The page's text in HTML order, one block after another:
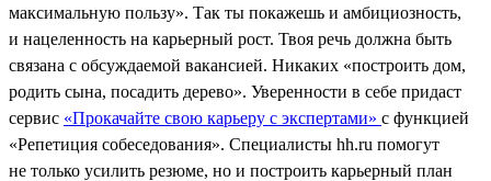
максимальную пользу». Так ты покажешь и амбициозность,
и нацеленность на карьерный рост. Твоя речь должна быть
связана с обсуждаемой вакансией. Никаких «построить дом,
родить сына, посадить дерево». Уверенности в себе придаст
сервис «Прокачайте свою карьеру с экспертами» с функцией
«Репетиция собеседования». Специалисты hh.ru помогут
не только усилить резюме, но и построить карьерный план